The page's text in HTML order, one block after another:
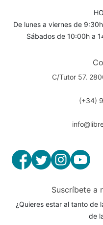
De lunes a viernes de
Sábados de 10:00h a
C/Tutor 57.
(+34)
Suscríbete a
¿Quieres estar al tanto de
de